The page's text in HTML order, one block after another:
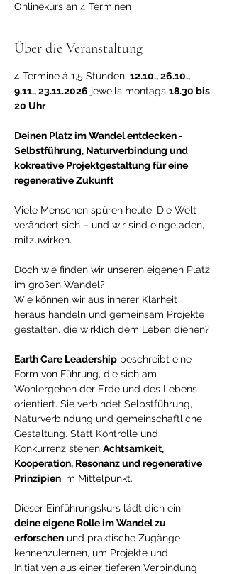
Onlinekurs an 4 Terminen
Über die Veranstaltung
4 Termine á 1,5 Stunden: 12.10., 26.10.,
9.11., 23.11.2026 jeweils montags 18.30 bis
20 Uhr
Deinen Platz im Wandel entdecken -
Selbstführung, Naturverbindung und
kokreative Projektgestaltung für eine
regenerative Zukunft
Viele Menschen spüren heute: Die Welt
verändert sich – und wir sind eingeladen,
mitzuwirken.
Doch wie finden wir unseren eigenen Platz
im großen Wandel?
Wie können wir aus innerer Klarheit
heraus handeln und gemeinsam Projekte
gestalten, die wirklich dem Leben dienen?
Earth Care Leadership beschreibt eine
Form von Führung, die sich am
Wohlergehen der Erde und des Lebens
orientiert. Sie verbindet Selbstführung,
Naturverbindung und gemeinschaftliche
Gestaltung. Statt Kontrolle und
Konkurrenz stehen Achtsamkeit,
Kooperation, Resonanz und regenerative
Prinzipien im Mittelpunkt.
Dieser Einführungskurs lädt dich ein,
deine eigene Rolle im Wandel zu
erforschen und praktische Zugänge
kennenzulernen, um Projekte und
Initiativen aus einer tieferen Verbindung